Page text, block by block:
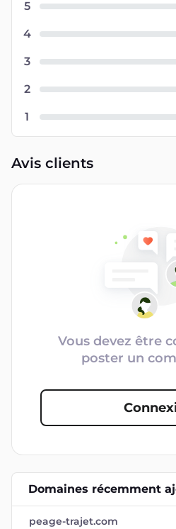
5
4
3
2
1
Avis clients
Vous devez être
poster un
Domaines récemment
peage-trajet.com